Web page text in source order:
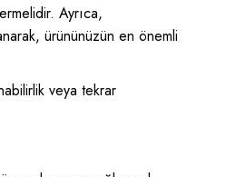
Ayrıca,
ürününüzün en önemli
veya tekrar